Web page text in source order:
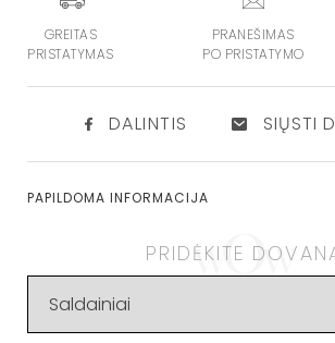
GREITAS
PRISTATYMAS
PRANEŠIMAS
PO PRISTATYMO
DALINTIS SIŲSTI
PAPILDOMA INFORMACIJA
PRIDĖKITE